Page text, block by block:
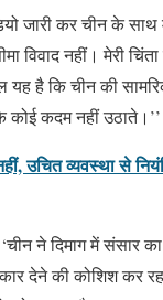
जारी कर चीन के
विवाद नहीं। मेरी
है कि चीन की
कदम नहीं उठाते।’’
उचित व्यवस्था से
ने दिमाग में संसार
देने की कोशिश कर